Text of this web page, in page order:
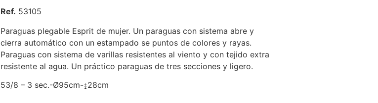
Ref. 53105
Paraguas plegable Esprit de mujer. Un paraguas con sistema abre y
cierra automático con un estampado se puntos de colores y rayas.
Paraguas con sistema de varillas resistentes al viento y con tejido extra
resistente al agua. Un práctico paraguas de tres secciones y ligero.
53/8 – 3 sec.-Ø95cm-↨28cm